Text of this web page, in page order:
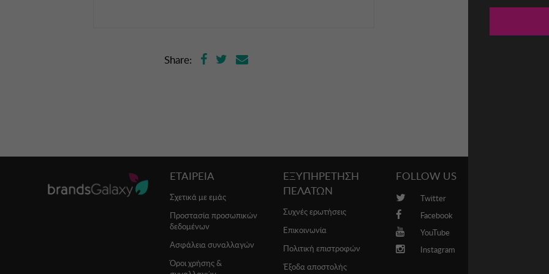
Share:
ΕΤΑΙΡΕΙΑ
Σχετικά με εμάς
Προστασία προσωπικών
δεδομένων
Ασφάλεια συναλλαγών
Όροι χρήσης &
ΕΞΥΠΗΡΕΤΗΣΗ
ΠΕΛΑΤΩΝ
Συχνές ερωτήσεις
Επικοινωνία
Πολιτική επιστροφών
Έξοδα αποστολής
FOLLOW US
Twitter
Facebook
YouTube
Instagram